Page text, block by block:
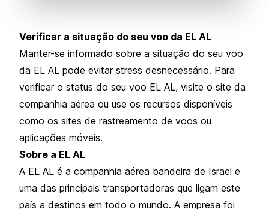
Verificar a situação do seu voo da EL AL
Manter-se informado sobre a situação do seu voo
da EL AL pode evitar stress desnecessário. Para
verificar o status do seu voo EL AL, visite o site da
companhia aérea ou use os recursos disponíveis
como os sites de rastreamento de voos ou
aplicações móveis.
Sobre a EL AL
A EL AL é a companhia aérea bandeira de Israel e
uma das principais transportadoras que ligam este
país a destinos em todo o mundo. A empresa foi